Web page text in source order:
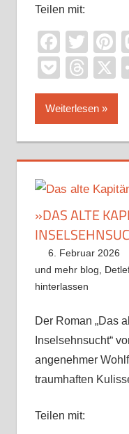
Teilen mit:
Pocket
Weiterlesen
»DAS ALTE
6. Februar 2026
und mehr blog
hinterlassen
Der Roman „Das
Inselsehnsucht“
angenehmer
traumhaften
Teilen mit: